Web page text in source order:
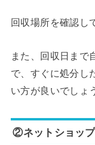
回収場所を確認し
また、回収日まで
で、すぐに処分し
い方が良いでしょ
②ネットショッ